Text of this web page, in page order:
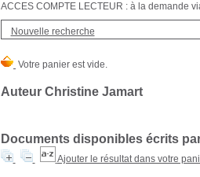
ACCES COMPTE LECTEUR : à la demande
Nouvelle recherche
Auteur Christine Jamart
Documents disponibles écrits
Ajouter le résultat dans votre